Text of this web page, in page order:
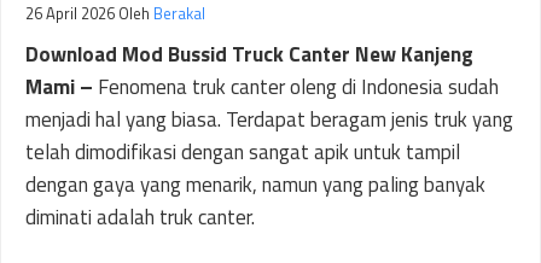
26 April 2026 Oleh Berakal
Download Mod Bussid Truck Canter New Kanjeng
Mami – Fenomena truk canter oleng di Indonesia sudah
menjadi hal yang biasa. Terdapat beragam jenis truk yang
telah dimodifikasi dengan sangat apik untuk tampil
dengan gaya yang menarik, namun yang paling banyak
diminati adalah truk canter.